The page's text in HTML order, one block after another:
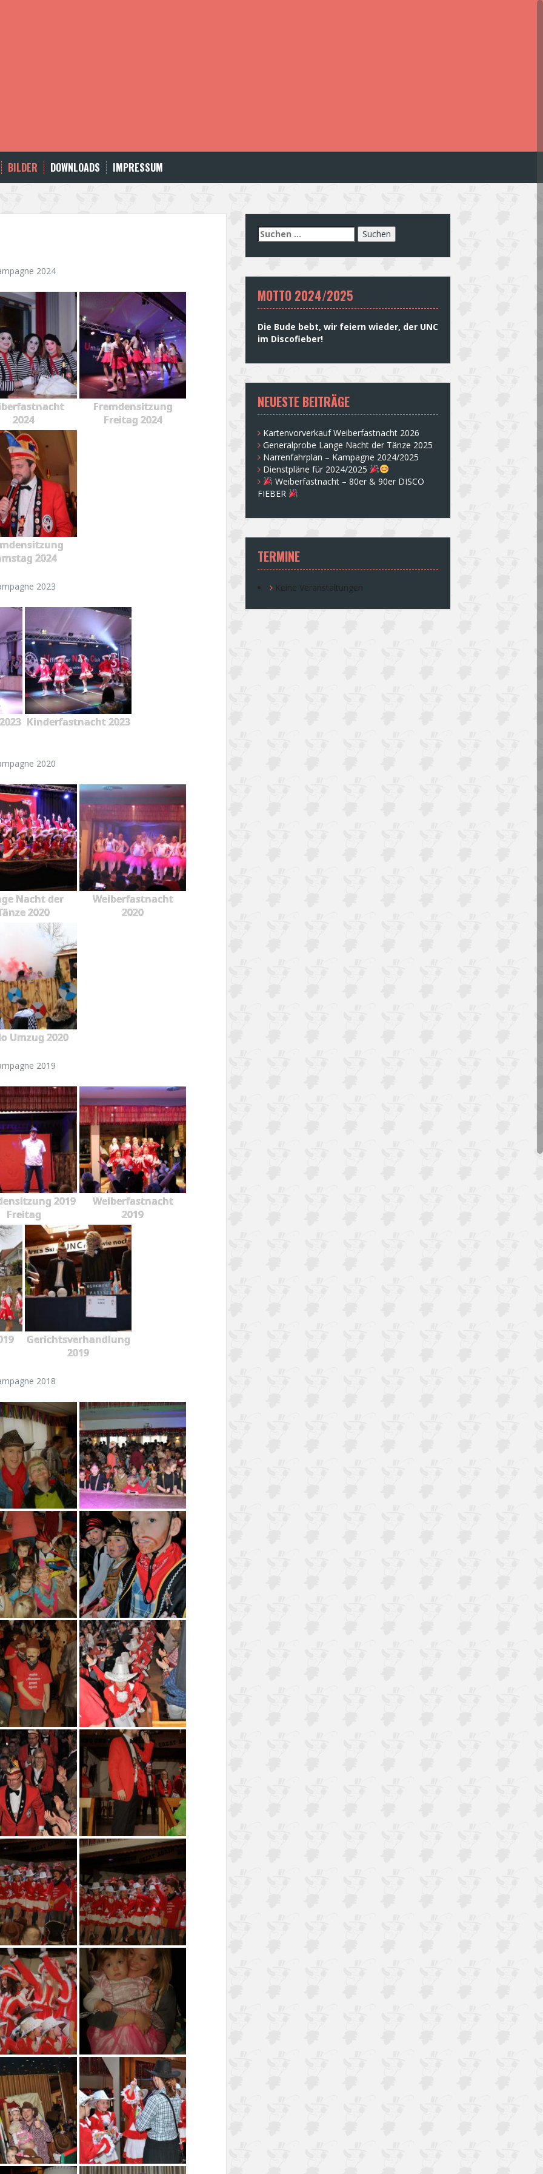
BILDER DOWNLOADS IMPRESSUM
2024
2024
Fremdensitzung
Freitag 2024
2024
2023
Kinderfastnacht 2023
2020
Nacht der
2020
Weiberfastnacht
2020
Umzug 2020
2019
2019
Freitag
Weiberfastnacht
2019
Gerichtsverhandlung
2019
2018
Suchen
nach:
MOTTO 2024/2025
Die Bude bebt, wir feiern wieder, der UNC
im Discofieber!
NEUESTE BEITRÄGE
Kartenvorverkauf Weiberfastnacht 2026
Generalprobe Lange Nacht der Tänze 2025
Narrenfahrplan – Kampagne 2024/2025
Dienstpläne für 2024/2025
Weiberfastnacht – 80er & 90er DISCO
FIEBER
TERMINE
Keine Veranstaltungen